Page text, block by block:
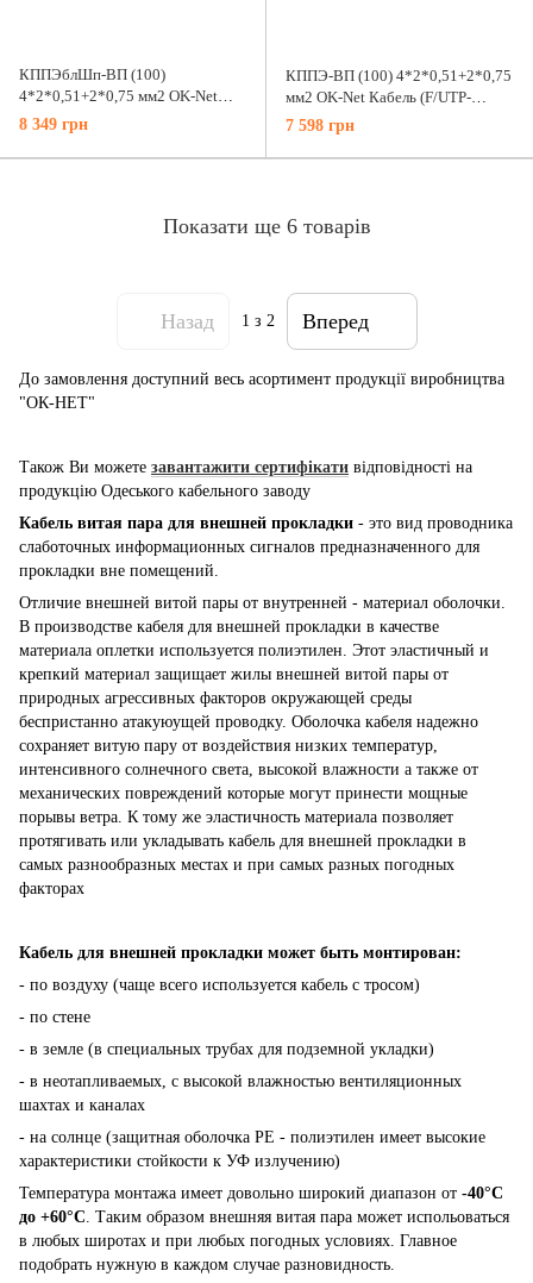
КППЭблШп-ВП (100)
4*2*0,51+2*0,75 мм2 OK-Net
Кабель (F/UTP-cat.5E) Бухта
8 349 грн
КППЭ-ВП (100) 4*2*0,51+2*0,75
мм2 OK-Net Кабель (F/UTP-
cat.5Е) Бухта 305м
7 598 грн
Показати ще 6 товарів
Назад 1 з 2 Вперед
До замовлення доступний весь асортимент продукції виробництва
"ОК-НЕТ"
Також Ви можете завантажити сертифікати відповідності на
продукцію Одеського кабельного заводу
Кабель витая пара для внешней прокладки - это вид проводника
слаботочных информационных сигналов предназначенного для
прокладки вне помещений.
Отличие внешней витой пары от внутренней - материал оболочки.
В производстве кабеля для внешней прокладки в качестве
материала оплетки используется полиэтилен. Этот эластичный и
крепкий материал защищает жилы внешней витой пары от
природных агрессивных факторов окружающей среды
беспристанно атакуюущей проводку. Оболочка кабеля надежно
сохраняет витую пару от воздействия низких температур,
интенсивного солнечного света, высокой влажности а также от
механических повреждений которые могут принести мощные
порывы ветра. К тому же эластичность материала позволяет
протягивать или укладывать кабель для внешней прокладки в
самых разнообразных местах и при самых разных погодных
факторах
Кабель для внешней прокладки может быть монтирован:
- по воздуху (чаще всего используется кабель с тросом)
- по стене
- в земле (в специальных трубах для подземной укладки)
- в неотапливаемых, с высокой влажностью вентиляционных
шахтах и каналах
- на солнце (защитная оболочка PE - полиэтилен имеет высокие
характеристики стойкости к УФ излучению)
Температура монтажа имеет довольно широкий диапазон от -40°С
до +60°С. Таким образом внешняя витая пара может испольоваться
в любых широтах и при любых погодных условиях. Главное
подобрать нужную в каждом случае разновидность.